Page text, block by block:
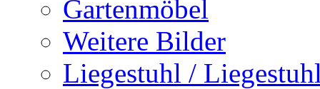
Gartenmöbel
Weitere Bilder
Liegestuhl /